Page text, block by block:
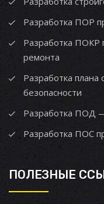
Разработка ПОР
Разработка ПОКР
ремонта
Разработка плана
безопасности
Разработка ПОД
Разработка ПОС
ПОЛЕЗНЫЕ